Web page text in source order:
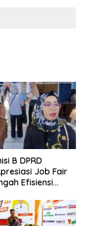
B DPRD
Job Fair
Efisiensi